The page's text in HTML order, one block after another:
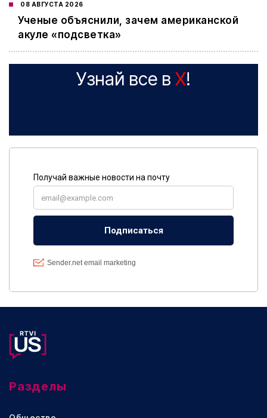
08 АВГУСТА 2026
Ученые объяснили, зачем американской
акуле «подсветка»
Узнай все в X!
Разделы